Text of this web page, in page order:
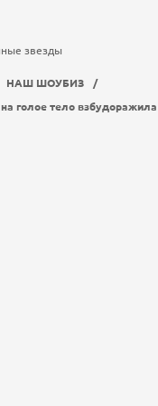
звезды
НАШ ШОУБИЗ
/
голое тело